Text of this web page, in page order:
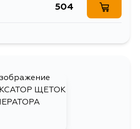
504